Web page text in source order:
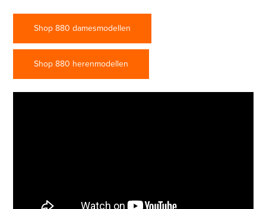
Shop 880 damesmodellen
Shop 880 herenmodellen